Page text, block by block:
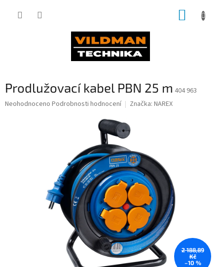
Prodlužovací kabel PBN 25 m 404 963
Průměrné
Neohodnoceno Podrobnosti hodnocení Značka: NAREX
2 188,89
Kč
–10 %